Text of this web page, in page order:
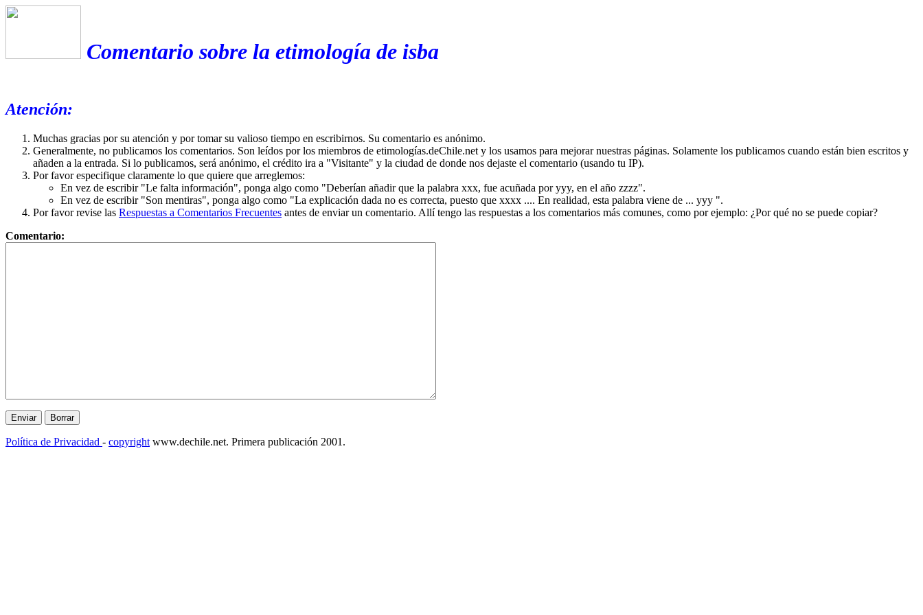
Comentario sobre la etimología de isba
Atención:
Muchas gracias por su atención y por tomar su valioso tiempo en escribirnos. Su comentario es anónimo.
Generalmente, no publicamos los comentarios. Son leídos por los miembros de etimologías.deChile.net y los usamos para mejorar nuestras páginas. Solamente los publicamos cuando están bien escritos y
añaden a la entrada. Si lo publicamos, será anónimo, el crédito ira a "Visitante" y la ciudad de donde nos dejaste el comentario (usando tu IP).
Por favor especifique claramente lo que quiere que arreglemos:
En vez de escribir "Le falta información", ponga algo como "Deberían añadir que la palabra xxx, fue acuñada por yyy, en el año zzzz".
En vez de escribir "Son mentiras", ponga algo como "La explicación dada no es correcta, puesto que xxxx .... En realidad, esta palabra viene de ... yyy ".
Por favor revise las Respuestas a Comentarios Frecuentes antes de enviar un comentario. Allí tengo las respuestas a los comentarios más comunes, como por ejemplo: ¿Por qué no se puede copiar?
Comentario:
Política de Privacidad - copyright www.dechile.net. Primera publicación 2001.